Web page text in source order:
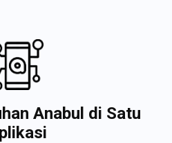
Anabul di Satu